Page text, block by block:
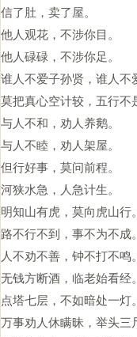
信了肚，卖了屋。
他人观花，不涉你目。
他人碌碌，不涉你足。
谁人不爱子孙贤，谁人不
莫把真心空计较，五行不
与人不和，劝人养鹅。
与人不睦，劝人架屋。
但行好事，莫问前程。
河狭水急，人急计生。
明知山有虎，莫向虎山行。
路不行不到，事不为不成。
人不劝不善，钟不打不鸣。
无钱方断酒，临老始看经。
点塔七层，不如暗处一灯。
万事劝人休瞒昧，举头三